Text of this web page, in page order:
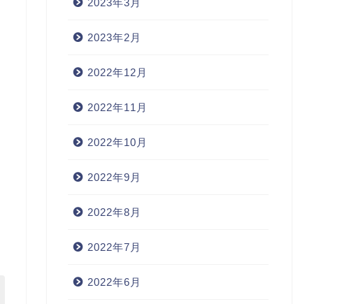
2023年3月
2023年2月
2022年12月
2022年11月
2022年10月
2022年9月
2022年8月
2022年7月
2022年6月